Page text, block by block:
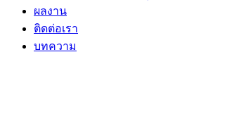
ผลงาน
ติดต่อเรา
บทความ